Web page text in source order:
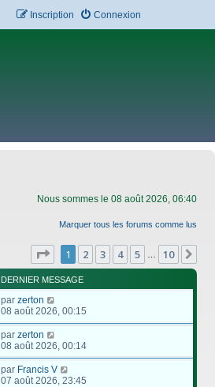
Connexion
Inscription
Nous sommes le 08 août 2026, 06:40
Marquer tous les forums comme lus
Page 1sur10
1 2 3 4 5 10
DERNIER MESSAGE
par zerton
08 août 2026, 00:15
par zerton
08 août 2026, 00:14
par Francis V
07 août 2026, 23:45